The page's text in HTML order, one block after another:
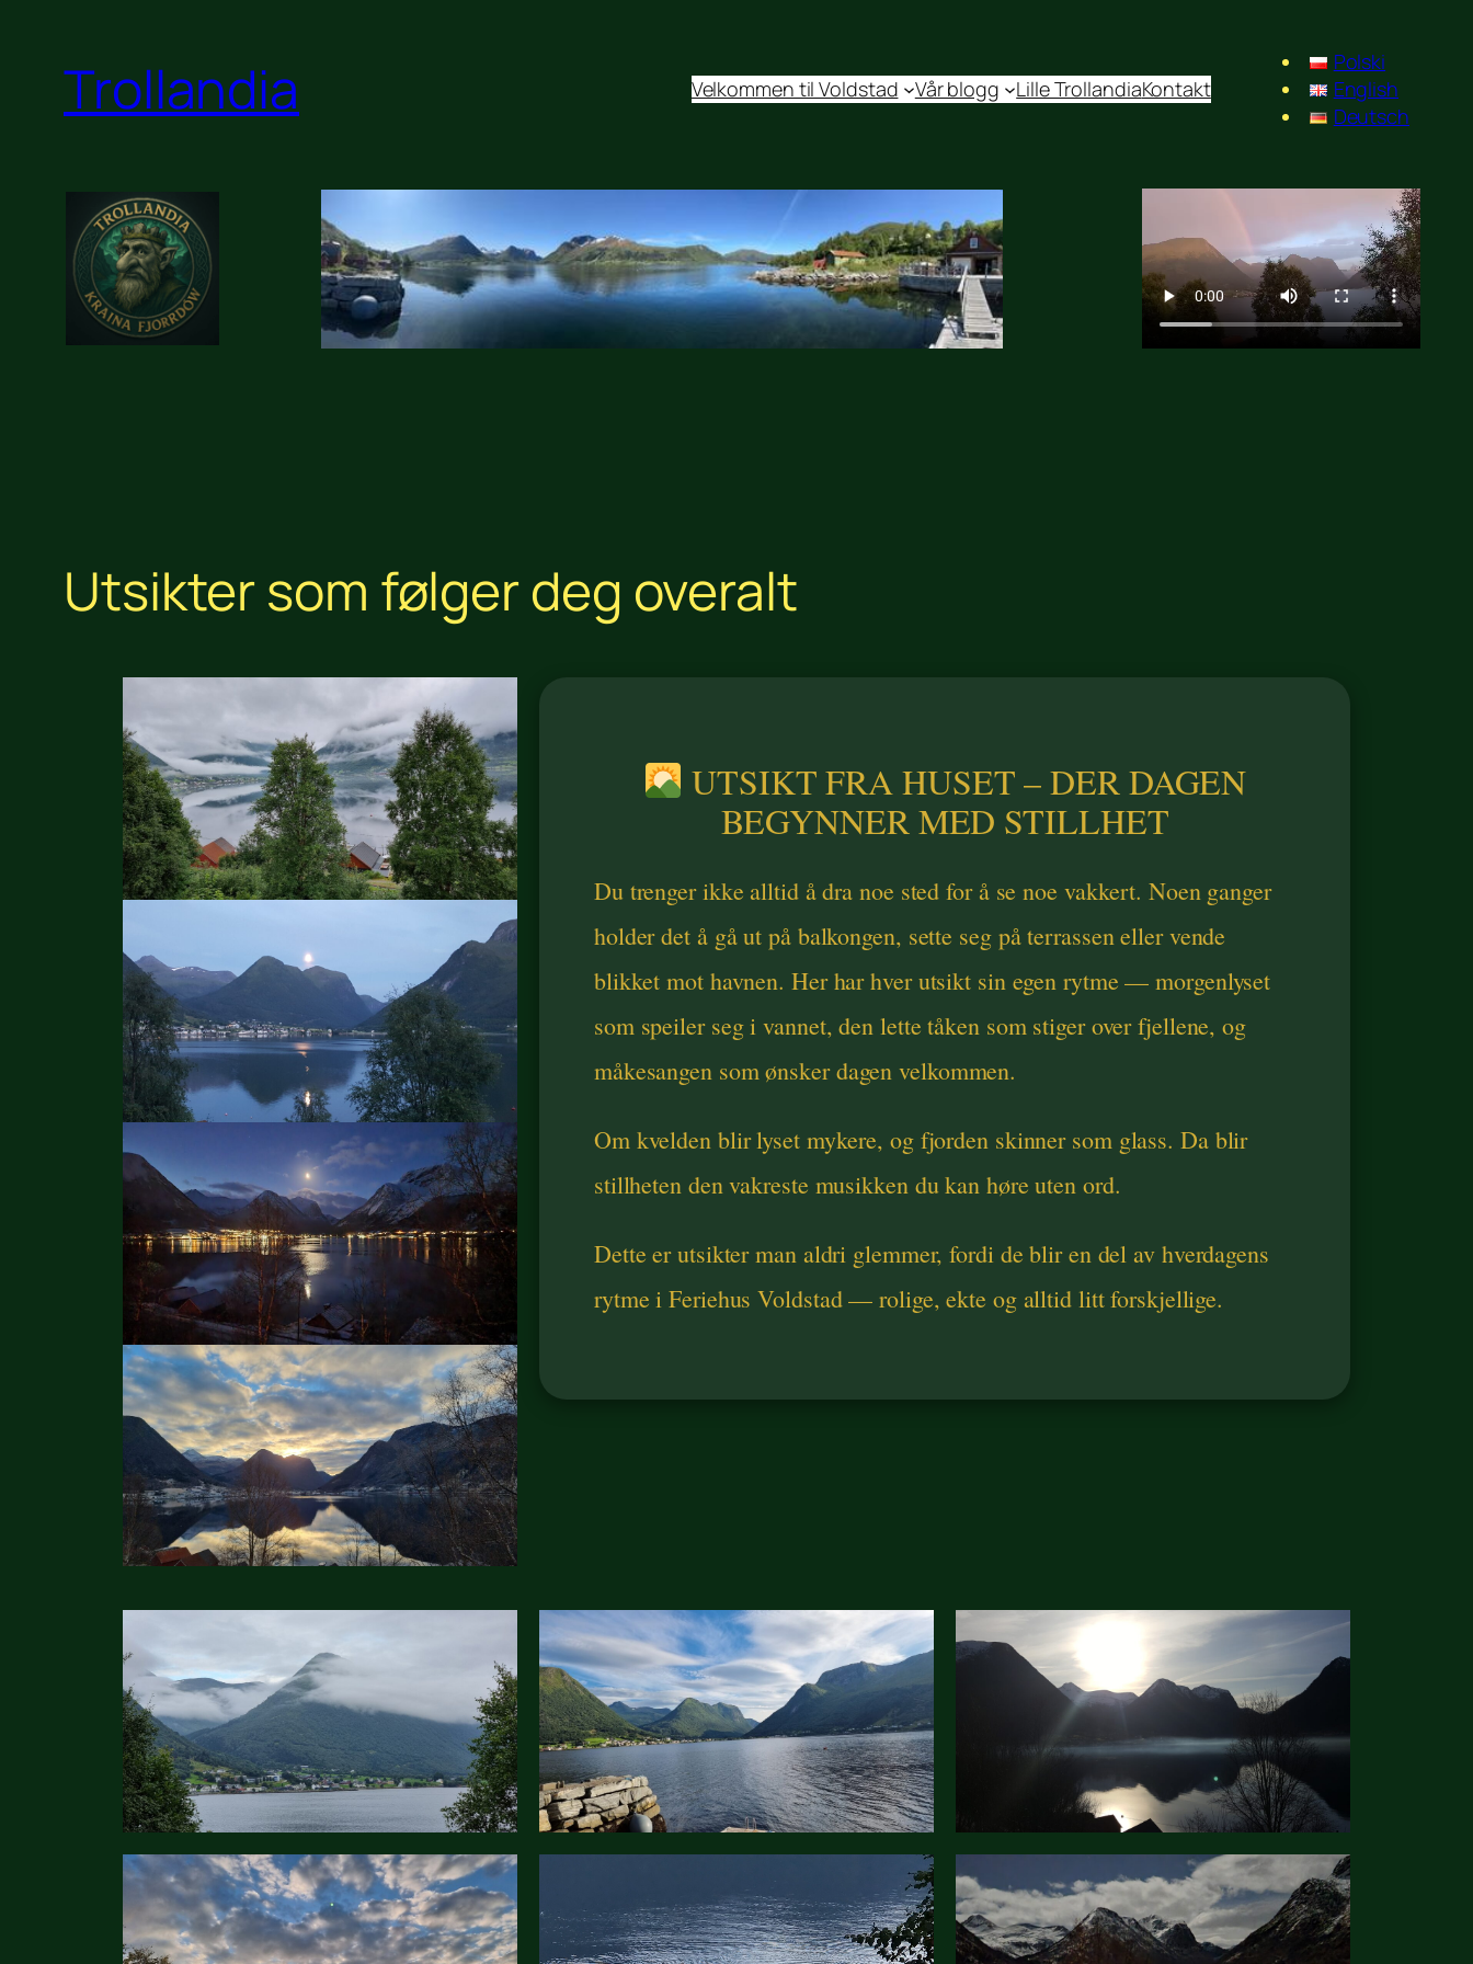
Trollandia Velkommen til Voldstad Vår blogg Lille TrollandiaKontakt
Polski
English
Deutsch
Utsikter som følger deg overalt
UTSIKT FRA HUSET – DER DAGEN
BEGYNNER MED STILLHET
Du trenger ikke alltid å dra noe sted for å se noe vakkert. Noen ganger
holder det å gå ut på balkongen, sette seg på terrassen eller vende
blikket mot havnen. Her har hver utsikt sin egen rytme — morgenlyset
som speiler seg i vannet, den lette tåken som stiger over fjellene, og
måkesangen som ønsker dagen velkommen.
Om kvelden blir lyset mykere, og fjorden skinner som glass. Da blir
stillheten den vakreste musikken du kan høre uten ord.
Dette er utsikter man aldri glemmer, fordi de blir en del av hverdagens
rytme i Feriehus Voldstad — rolige, ekte og alltid litt forskjellige.